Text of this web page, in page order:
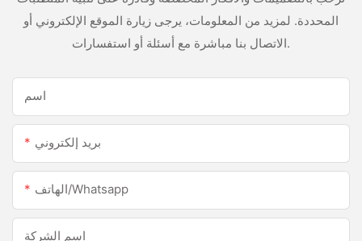
المحددة. لمزيد من المعلومات، يرجى زيارة الموقع الإلكتروني أو
الاتصال بنا مباشرة مع أسئلة أو استفسارات.
اسم
بريد إلكتروني
الهاتف/whatsapp
اسم الشركة